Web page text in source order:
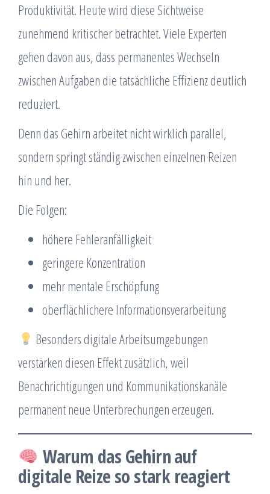
Produktivität. Heute wird diese Sichtweise
zunehmend kritischer betrachtet. Viele Experten
gehen davon aus, dass permanentes Wechseln
zwischen Aufgaben die tatsächliche Effizienz deutlich
reduziert.
Denn das Gehirn arbeitet nicht wirklich parallel,
sondern springt ständig zwischen einzelnen Reizen
hin und her.
Die Folgen:
höhere Fehleranfälligkeit
geringere Konzentration
mehr mentale Erschöpfung
oberflächlichere Informationsverarbeitung
Besonders digitale Arbeitsumgebungen
verstärken diesen Effekt zusätzlich, weil
Benachrichtigungen und Kommunikationskanäle
permanent neue Unterbrechungen erzeugen.
Warum das Gehirn auf
digitale Reize so stark reagiert